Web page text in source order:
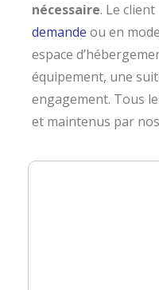
nécessaire. Le client
demande ou en
espace
équipement, une
engagement. Tous
et maintenus par